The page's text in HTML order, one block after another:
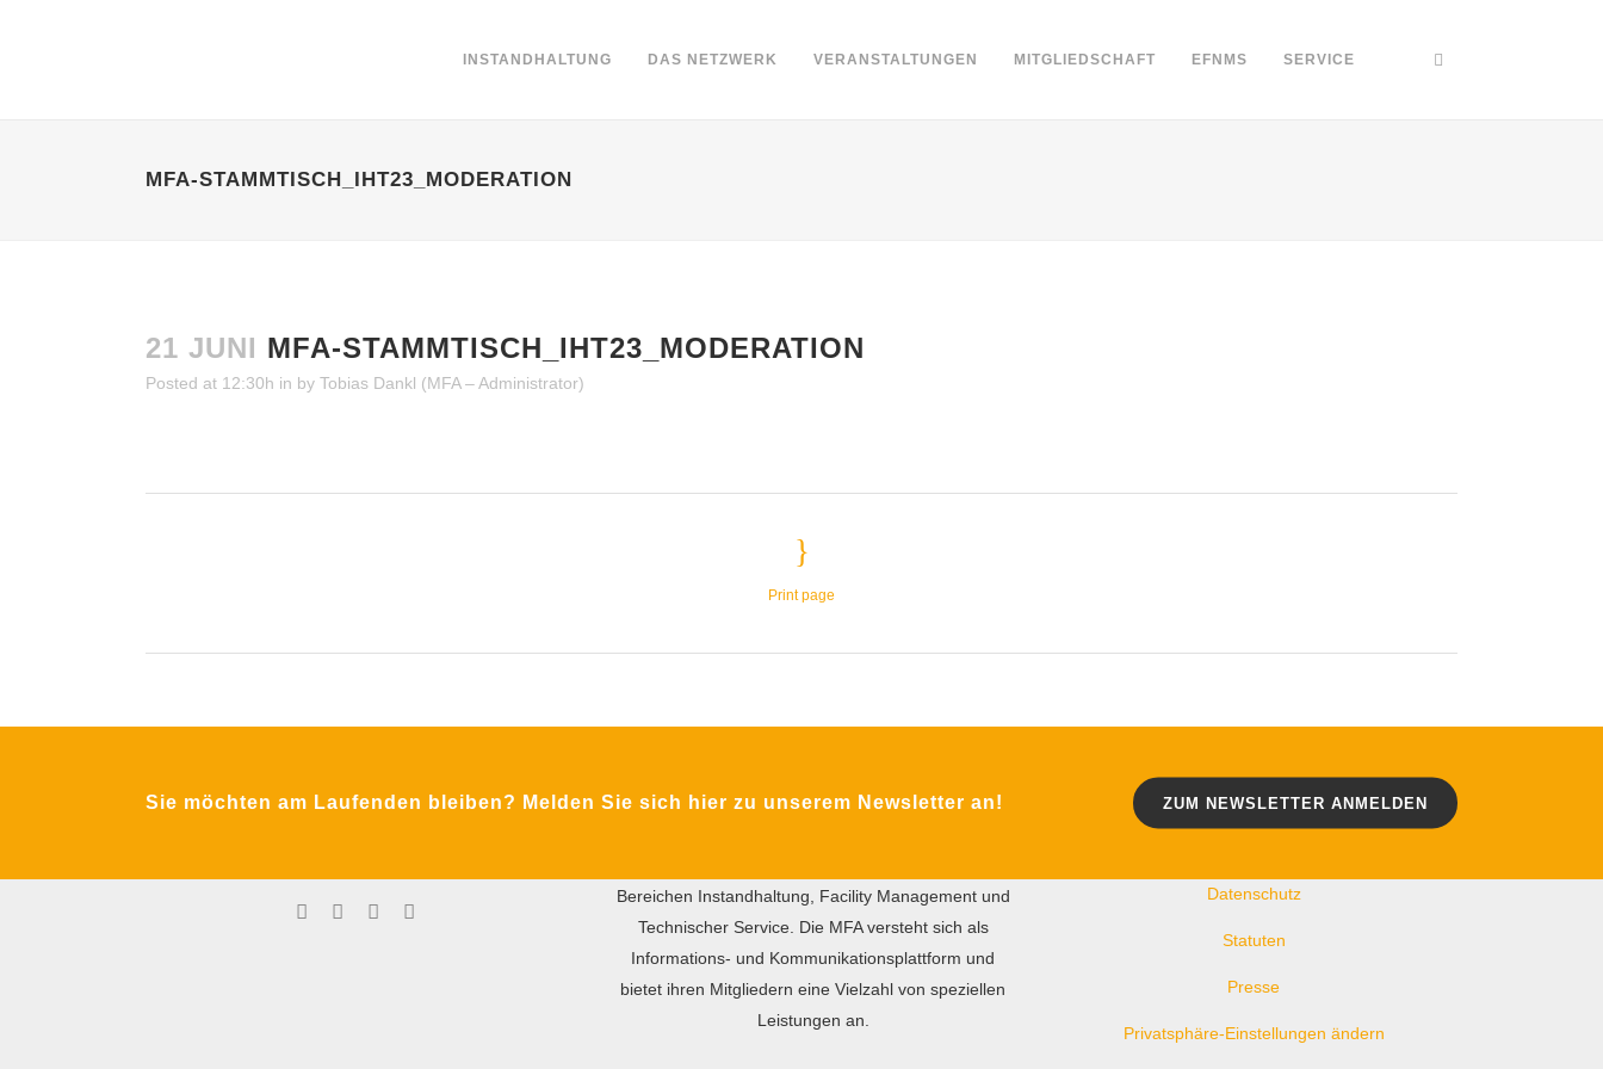
INSTANDHALTUNG DAS NETZWERK VERANSTALTUNGEN MITGLIEDSCHAFT EFNMS SERVICE
MFA-STAMMTISCH_IHT23_MODERATION
21 JUNI MFA-STAMMTISCH_IHT23_MODERATION
Posted at 12:30h in by Tobias Dankl (MFA – Administrator)
Print page
Sie möchten am Laufenden bleiben? Melden Sie sich hier zu unserem Newsletter an! ZUM NEWSLETTER ANMELDEN
A-5071 Wals bei Salzburg
Das Ziel des gemeinnützigen Vereins MFA ist der
Bereichen Instandhaltung, Facility Management und
Technischer Service. Die MFA versteht sich als
Informations- und Kommunikationsplattform und
bietet ihren Mitgliedern eine Vielzahl von speziellen
Leistungen an.
Kontakt
Datenschutz
Statuten
Presse
Privatsphäre-Einstellungen ändern